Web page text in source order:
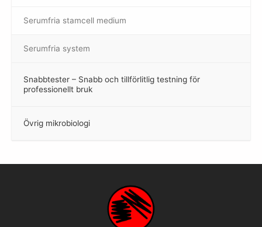
Serumfria stamcell medium
Serumfria system
Snabbtester – Snabb och tillförlitlig testning för
professionellt bruk
–
Övrig mikrobiologi
–